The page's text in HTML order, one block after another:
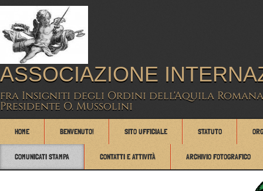
ASSOCIAZIONE
fra Insigniti degli Ordini dell'Aquila
Presidente O. Mussolini
HOME BENVENUTO! SITO UFFICIALE STATUTO
COMUNICATI STAMPA CONTATTI E ATTIVITÀ ARCHIVIO FOTOGRAFICO